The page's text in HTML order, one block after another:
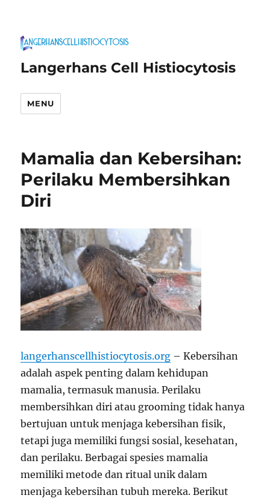
Langerhans Cell Histiocytosis
MENU
Mamalia dan Kebersihan:
Perilaku Membersihkan
Diri
langerhanscellhistiocytosis.org – Kebersihan
adalah aspek penting dalam kehidupan
mamalia, termasuk manusia. Perilaku
membersihkan diri atau grooming tidak hanya
bertujuan untuk menjaga kebersihan fisik,
tetapi juga memiliki fungsi sosial, kesehatan,
dan perilaku. Berbagai spesies mamalia
memiliki metode dan ritual unik dalam
menjaga kebersihan tubuh mereka. Berikut